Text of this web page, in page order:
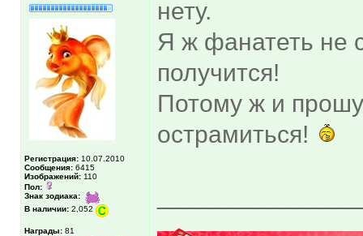
Регистрация: 10.07.2010
Сообщения: 6415
Изображений: 110
Пол:
Знак зодиака:
В наличии: 2,052
Награды: 81
нету.
Я ж фанатеть не
получится!
Потому ж и
острамиться!